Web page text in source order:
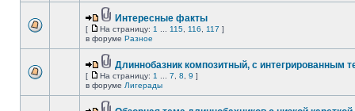
Интересные факты
[ На страницу: 1 115 116 117 ]
в форуме Разное
Длиннобазник композитный, с интегрированным
[ На страницу: 1 7 8 9 ]
в форуме Лигерады